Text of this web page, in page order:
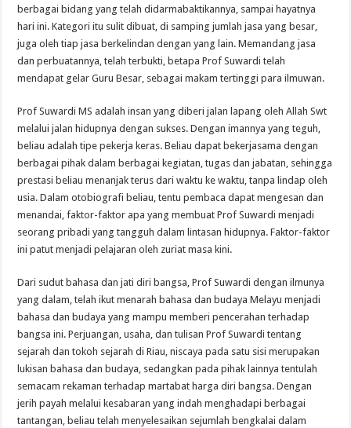
berbagai bidang yang telah didarmabaktikannya, sampai hayatnya
hari ini. Kategori itu sulit dibuat, di samping jumlah jasa yang besar,
juga oleh tiap jasa berkelindan dengan yang lain. Memandang jasa
dan perbuatannya, telah terbukti, betapa Prof Suwardi telah
mendapat gelar Guru Besar, sebagai makam tertinggi para ilmuwan.
Prof Suwardi MS adalah insan yang diberi jalan lapang oleh Allah Swt
melalui jalan hidupnya dengan sukses. Dengan imannya yang teguh,
beliau adalah tipe pekerja keras. Beliau dapat bekerjasama dengan
berbagai pihak dalam berbagai kegiatan, tugas dan jabatan, sehingga
prestasi beliau menanjak terus dari waktu ke waktu, tanpa lindap oleh
usia. Dalam otobiografi beliau, tentu pembaca dapat mengesan dan
menandai, faktor-faktor apa yang membuat Prof Suwardi menjadi
seorang pribadi yang tangguh dalam lintasan hidupnya. Faktor-faktor
ini patut menjadi pelajaran oleh zuriat masa kini.
Dari sudut bahasa dan jati diri bangsa, Prof Suwardi dengan ilmunya
yang dalam, telah ikut menarah bahasa dan budaya Melayu menjadi
bahasa dan budaya yang mampu memberi pencerahan terhadap
bangsa ini. Perjuangan, usaha, dan tulisan Prof Suwardi tentang
sejarah dan tokoh sejarah di Riau, niscaya pada satu sisi merupakan
lukisan bahasa dan budaya, sedangkan pada pihak lainnya tentulah
semacam rekaman terhadap martabat harga diri bangsa. Dengan
jerih payah melalui kesabaran yang indah menghadapi berbagai
tantangan, beliau telah menyelesaikan sejumlah bengkalai dalam